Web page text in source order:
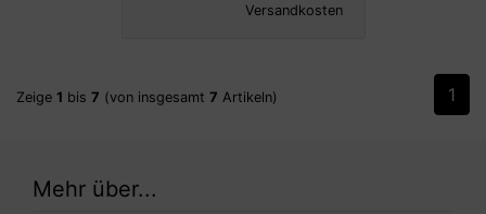
Versandkosten
Zeige 1 bis 7 (von insgesamt 7 Artikeln) 1
Mehr über...